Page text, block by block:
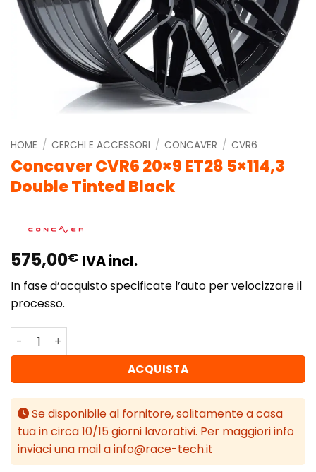
HOME / CERCHI E ACCESSORI / CONCAVER / CVR6
Concaver CVR6 20×9 ET28 5×114,3
Double Tinted Black
575,00€ IVA incl.
In fase d’acquisto specificate l’auto per velocizzare il
processo.
Concaver CVR6 20x9 ET28 5x114,3 Double Tinted Black
ACQUISTA
Se disponibile al fornitore, solitamente a casa
tua in circa 10/15 giorni lavorativi. Per maggiori info
inviaci una mail a info@race-tech.it